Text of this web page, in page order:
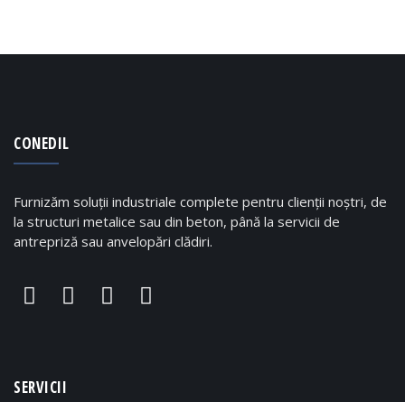
CONEDIL
Furnizăm soluții industriale complete pentru clienții noștri, de
la structuri metalice sau din beton, până la servicii de
antrepriză sau anvelopări clădiri.
SERVICII